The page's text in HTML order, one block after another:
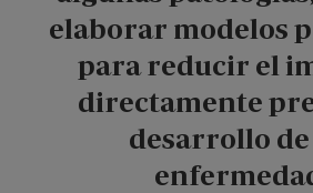
elaborar modelos
para reducir el
directamente
desarrollo